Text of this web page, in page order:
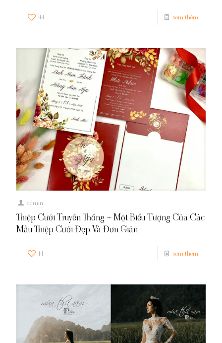
44 xem thêm
admin
Thiệp Cưới Truyền Thống – Một Biểu Tượng Của Các
Mẫu Thiệp Cưới Đẹp Và Đơn Giản
14 xem thêm